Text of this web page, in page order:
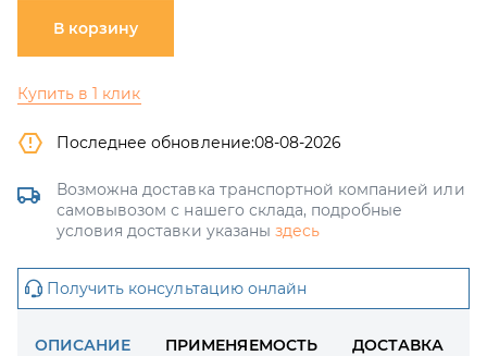
В корзину
Купить в 1 клик
Последнее обновление:08-08-2026
Возможна доставка транспортной компанией или
самовывозом с нашего склада, подробные
условия доставки указаны здесь
Получить консультацию онлайн
ОПИСАНИЕ ПРИМЕНЯЕМОСТЬ ДОСТАВКА